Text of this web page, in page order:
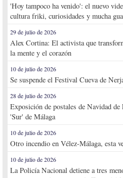
'Hoy tampoco ha venido': el nuevo
cultura friki, curiosidades y mucha
29 de julio de 2026
Alex Cortina: El activista que
la mente y el corazón
10 de julio de 2026
Se suspende el Festival Cueva de
28 de julio de 2026
Exposición de postales de Navidad
'Sur' de Málaga
10 de julio de 2026
Otro incendio en Vélez-Málaga, esta
10 de julio de 2026
La Policía Nacional detiene a tres